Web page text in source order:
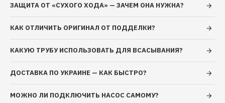
Вал двигателя:Нержавеющая сталь AISI 304
Тип двигателя: Асинхронный, закрытого типа,
воздушного охлаждения
Обмотка статора двигателя: Медь
Механическое уплотнение: Картридж
Класс изоляции: F
ЗАЩИТА ОТ «СУХОГО ХОДА» — ЗАЧЕМ ОНА НУЖНА?
КАК ОТЛИЧИТЬ ОРИГИНАЛ ОТ ПОДДЕЛКИ?
КАКУЮ ТРУБУ ИСПОЛЬЗОВАТЬ ДЛЯ ВСАСЫВАНИЯ?
ДОСТАВКА ПО УКРАИНЕ — КАК БЫСТРО?
МОЖНО ЛИ ПОДКЛЮЧИТЬ НАСОС САМОМУ?